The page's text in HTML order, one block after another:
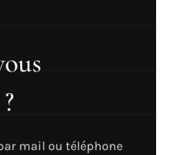
mail ou téléphone